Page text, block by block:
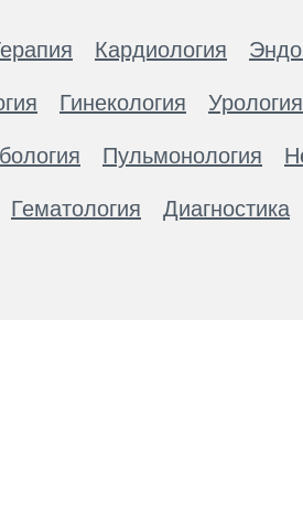
Кардиология
Гинекология Урология
Пульмонология
Гематология Диагностика